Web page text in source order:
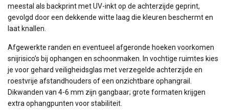
meestal als backprint met UV-inkt op de achterzijde geprint,
gevolgd door een dekkende witte laag die kleuren beschermt en
laat knallen.
Afgewerkte randen en eventueel afgeronde hoeken voorkomen
snijrisico’s bij ophangen en schoonmaken. In vochtige ruimtes kies
je voor gehard veiligheidsglas met verzegelde achterzijde en
roestvrije afstandhouders of een onzichtbare ophangrail.
Dikwanden van 4-6 mm zijn gangbaar; grote formaten krijgen
extra ophangpunten voor stabiliteit.